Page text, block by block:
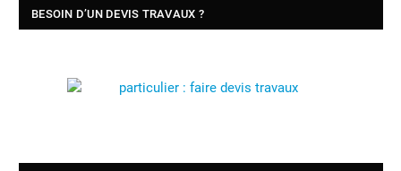
BESOIN D’UN DEVIS TRAVAUX ?